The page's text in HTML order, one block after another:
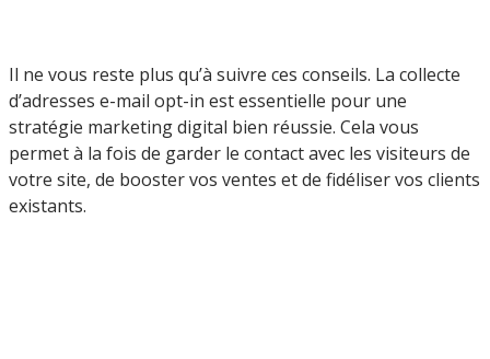
Il ne vous reste plus qu’à suivre ces conseils. La collecte
d’adresses e-mail opt-in est essentielle pour une
stratégie marketing digital bien réussie. Cela vous
permet à la fois de garder le contact avec les visiteurs de
votre site, de booster vos ventes et de fidéliser vos clients
existants.